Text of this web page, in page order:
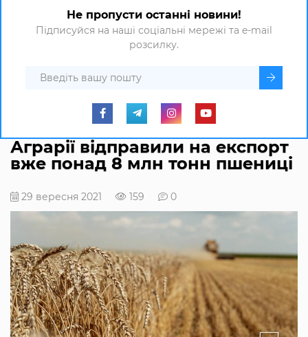
Не пропусти останні новини!
Підписуйся на наші соціальні мережі та e-mail
розсилку.
Аграрії відправили на експорт
вже понад 8 млн тонн пшениці
29 вересня 2021 159 0